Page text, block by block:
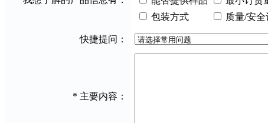
包装方式
质量/安全
快捷提问：
* 主要内容：